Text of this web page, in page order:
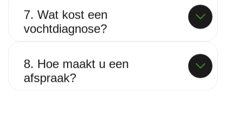
7. Wat kost een
vochtdiagnose?
8. Hoe maakt u een
afspraak?